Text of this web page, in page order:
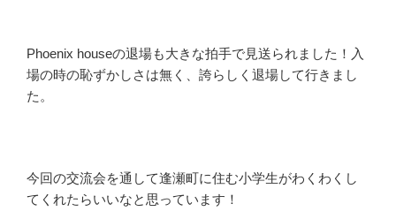
Phoenix houseの退場も大きな拍手で見送られました！入
場の時の恥ずかしさは無く、誇らしく退場して行きまし
た。
今回の交流会を通して逢瀬町に住む小学生がわくわくし
てくれたらいいなと思っています！